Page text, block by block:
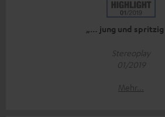
„… jung und
Stereoplay
01/2019
Mehr...